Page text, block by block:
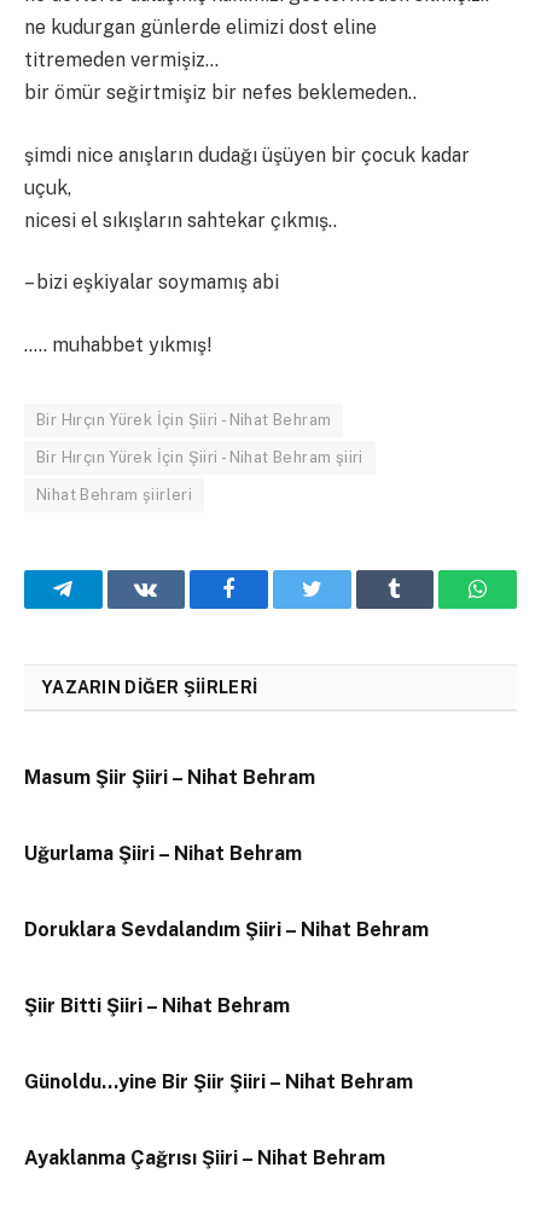
ne kudurgan günlerde elimizi dost eline
titremeden vermişiz…
bir ömür seğirtmişiz bir nefes beklemeden..
şimdi nice anışların dudağı üşüyen bir çocuk kadar
uçuk,
nicesi el sıkışların sahtekar çıkmış..
– bizi eşkiyalar soymamış abi
….. muhabbet yıkmış!
Bir Hırçın Yürek İçin Şiiri - Nihat Behram
Bir Hırçın Yürek İçin Şiiri - Nihat Behram şiiri
Nihat Behram şiirleri
TelegramVKontakteFacebookTwitter
YAZARIN DIĞER ŞIIRLERI
Masum Şiir Şiiri – Nihat Behram
Uğurlama Şiiri – Nihat Behram
Doruklara Sevdalandım Şiiri – Nihat Behram
Şiir Bitti Şiiri – Nihat Behram
Günoldu…yine Bir Şiir Şiiri – Nihat Behram
Ayaklanma Çağrısı Şiiri – Nihat Behram